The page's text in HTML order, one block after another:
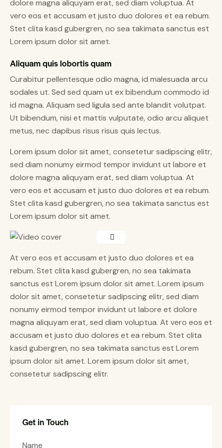
dolore magna aliquyam erat, sed diam voluptua. At
vero eos et accusam et justo duo dolores et ea rebum.
Stet clita kasd gubergren, no sea takimata sanctus est
Lorem ipsum dolor sit amet.
Aliquam quis lobortis quam
Curabitur pellentesque odio magna, id malesuada arcu
sodales ut. Sed sed quam ut ex bibendum commodo id
id magna. Aliquam sed ligula sed ante blandit volutpat.
Ut bibendum, nisi et mattis vulputate, odio arcu aliquet
metus, nec dapibus risus risus quis lectus.
Lorem ipsum dolor sit amet, consetetur sadipscing elitr,
sed diam nonumy eirmod tempor invidunt ut labore et
dolore magna aliquyam erat, sed diam voluptua. At
vero eos et accusam et justo duo dolores et ea rebum.
Stet clita kasd gubergren, no sea takimata sanctus est
Lorem ipsum dolor sit amet.
At vero eos et accusam et justo duo dolores et ea
rebum. Stet clita kasd gubergren, no sea takimata
sanctus est Lorem ipsum dolor sit amet. Lorem ipsum
dolor sit amet, consetetur sadipscing elitr, sed diam
nonumy eirmod tempor invidunt ut labore et dolore
magna aliquyam erat, sed diam voluptua. At vero eos et
accusam et justo duo dolores et ea rebum. Stet clita
kasd gubergren, no sea takimata sanctus est Lorem
ipsum dolor sit amet. Lorem ipsum dolor sit amet,
consetetur sadipscing elitr.
Get in Touch